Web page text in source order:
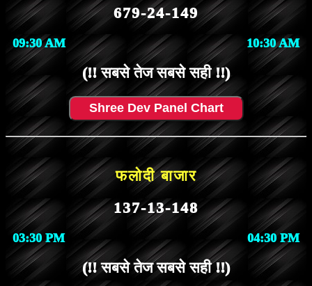
679-24-149
09:30 AM 10:30 AM
(!! सबसे तेज सबसे सही !!)
Shree Dev Panel Chart
फलोदी बाजार
137-13-148
03:30 PM 04:30 PM
(!! सबसे तेज सबसे सही !!)